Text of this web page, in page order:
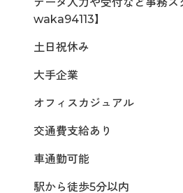
waka94113】
土日祝休み
大手企業
オフィスカジュアル
交通費支給あり
車通勤可能
駅から徒歩5分以内